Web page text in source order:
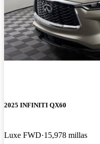
2025 INFINITI QX60
Luxe FWD 15,978 millas